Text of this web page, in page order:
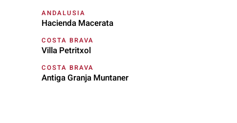
ANDALUSIA
Hacienda Macerata
COSTA BRAVA
Villa Petritxol
COSTA BRAVA
Antiga Granja Muntaner